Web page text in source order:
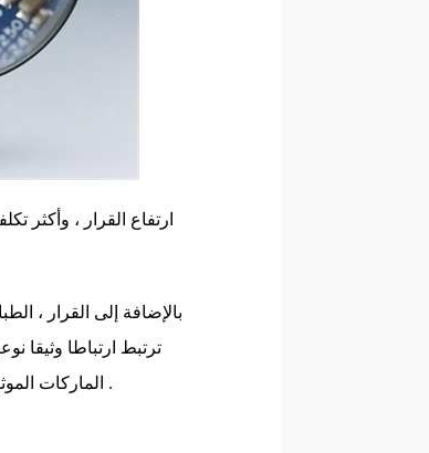
ارتفاع القرار ،
بالإضافة إلى القرار ،
ترتبط ارتباطا وثيقا
الماركات الموثوق بها مثل كيوسيرا وريكو ، تشتهر حياة أطول وأكثر اتساقا عالية الأداء الطباعة .